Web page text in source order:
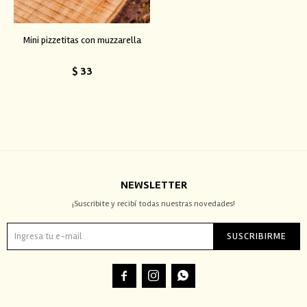
Mini pizzetitas con muzzarella
$ 33
NEWSLETTER
¡Suscribite y recibí todas nuestras novedades!
SUSCRIBIRME
  